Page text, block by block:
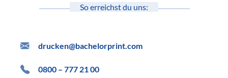
So erreichst du uns:
drucken@bachelorprint.com
0800 – 777 21 00